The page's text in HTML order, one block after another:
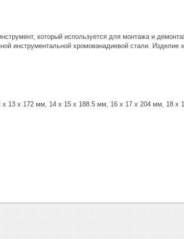
который используется для монтажа и
инструментальной хромованадиевой стали. Изделие
13 х 172 мм, 14 x 15 х 188.5 мм, 16 x 17 х 204 мм, 18 x